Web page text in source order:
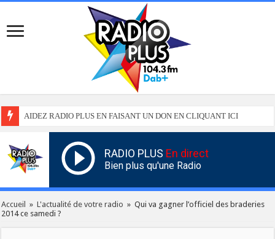
AIDEZ RADIO PLUS EN FAISANT UN DON EN CLIQUANT ICI
RADIO PLUS En direct
Bien plus qu'une Radio
Accueil » L'actualité de votre radio » Qui va gagner l’officiel des braderies
2014 ce samedi ?